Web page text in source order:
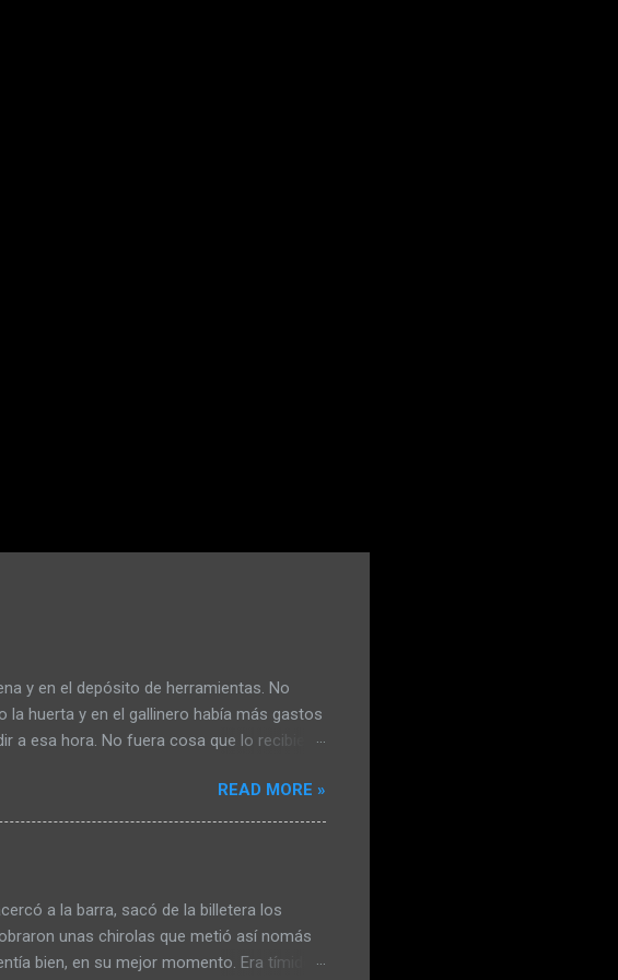
y en el depósito de herramientas. No
la huerta y en el gallinero había más gastos
a esa hora. No fuera cosa que lo recibiera
el sabor. No estaba conforme y
con la cooperativa eléctrica le había le
comido las dos gallinas viejas y las había
Pero hasta ahí, no iba a matar más
READ MORE »
a la barra, sacó de la billetera los
unas chirolas que metió así nomás
bien, en su mejor momento. Era tímido y